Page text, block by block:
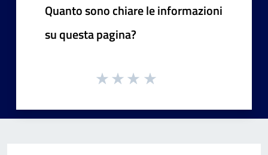
Quanto sono chiare le informazioni
su questa pagina?